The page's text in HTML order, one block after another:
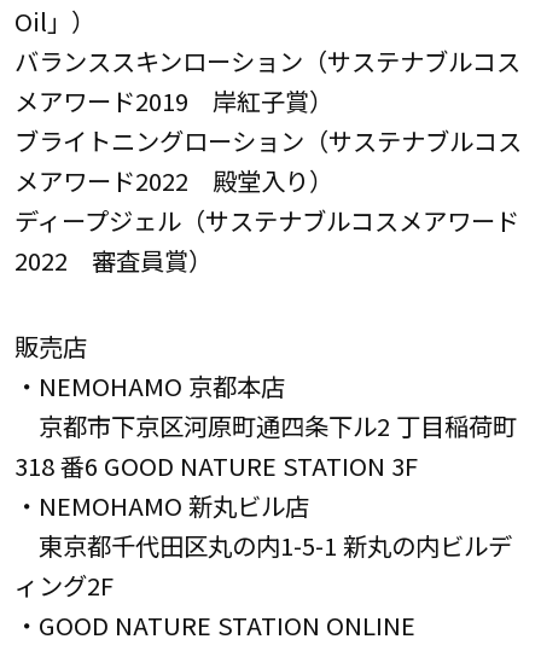
Oil」）
バランススキンローション（サステナブルコス
メアワード2019 岸紅子賞）
ブライトニングローション（サステナブルコス
メアワード2022 殿堂入り）
ディープジェル（サステナブルコスメアワード
2022 審査員賞）
販売店
・NEMOHAMO 京都本店
京都市下京区河原町通四条下ル2 丁目稲荷町
318 番6 GOOD NATURE STATION 3F
・NEMOHAMO 新丸ビル店
東京都千代田区丸の内1-5-1 新丸の内ビルデ
ィング2F
・GOOD NATURE STATION ONLINE